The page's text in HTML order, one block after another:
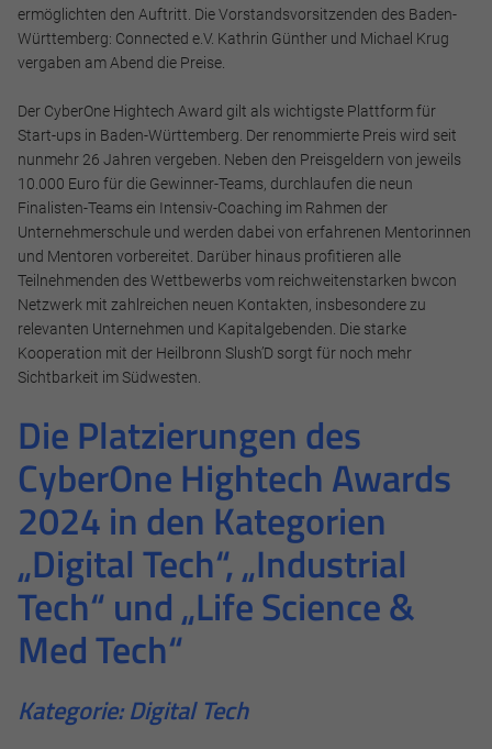
ermöglichten den Auftritt. Die Vorstandsvorsitzenden des Baden-
Württemberg: Connected e.V. Kathrin Günther und Michael Krug
vergaben am Abend die Preise.
Der CyberOne Hightech Award gilt als wichtigste Plattform für
Start-ups in Baden-Württemberg. Der renommierte Preis wird seit
nunmehr 26 Jahren vergeben. Neben den Preisgeldern von jeweils
10.000 Euro für die Gewinner-Teams, durchlaufen die neun
Finalisten-Teams ein Intensiv-Coaching im Rahmen der
Unternehmerschule und werden dabei von erfahrenen Mentorinnen
und Mentoren vorbereitet. Darüber hinaus profitieren alle
Teilnehmenden des Wettbewerbs vom reichweitenstarken bwcon
Netzwerk mit zahlreichen neuen Kontakten, insbesondere zu
relevanten Unternehmen und Kapitalgebenden. Die starke
Kooperation mit der Heilbronn Slush’D sorgt für noch mehr
Sichtbarkeit im Südwesten.
Die Platzierungen des
CyberOne Hightech Awards
2024 in den Kategorien
„Digital Tech“, „Industrial
Tech“ und „Life Science &
Med Tech“
Kategorie: Digital Tech